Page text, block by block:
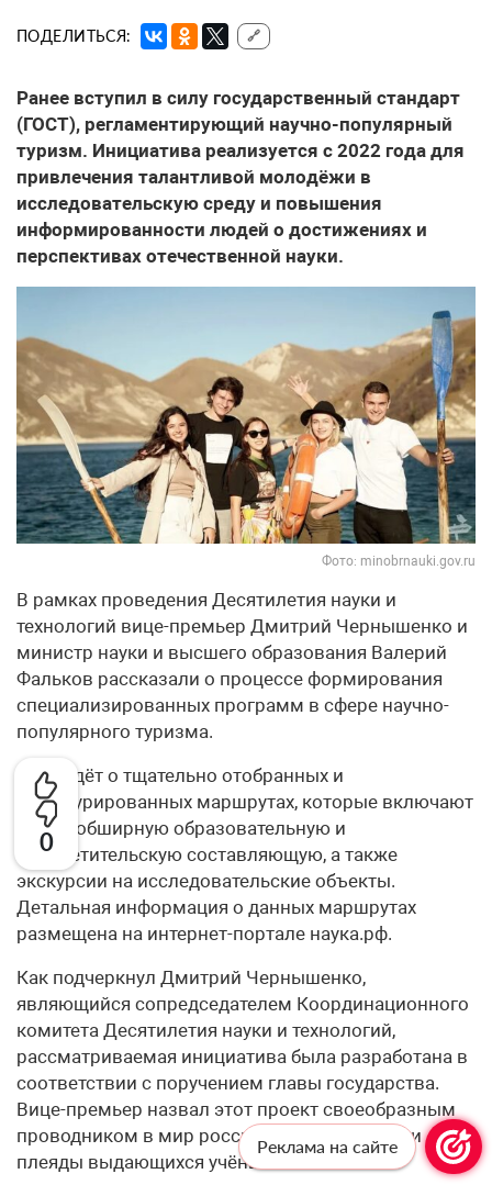
0
ПОДЕЛИТЬСЯ: 🔗
Ранее вступил в силу государственный стандарт
(ГОСТ), регламентирующий научно-популярный
туризм. Инициатива реализуется с 2022 года для
привлечения талантливой молодёжи в
исследовательскую среду и повышения
информированности людей о достижениях и
перспективах отечественной науки.
Фото: minobrnauki.gov.ru
В рамках проведения Десятилетия науки и
технологий вице-премьер Дмитрий Чернышенко и
министр науки и высшего образования Валерий
Фальков рассказали о процессе формирования
специализированных программ в сфере научно-
популярного туризма.
Речь идёт о тщательно отобранных и
структурированных маршрутах, которые включают
в себя обширную образовательную и
просветительскую составляющую, а также
экскурсии на исследовательские объекты.
Детальная информация о данных маршрутах
размещена на интернет-портале наука.рф.
Как подчеркнул Дмитрий Чернышенко,
являющийся сопредседателем Координационного
комитета Десятилетия науки и технологий,
рассматриваемая инициатива была разработана в
соответствии с поручением главы государства.
Вице-премьер назвал этот проект своеобразным
проводником в мир российских технологий и
плеяды выдающихся учёных.
Реклама на сайте